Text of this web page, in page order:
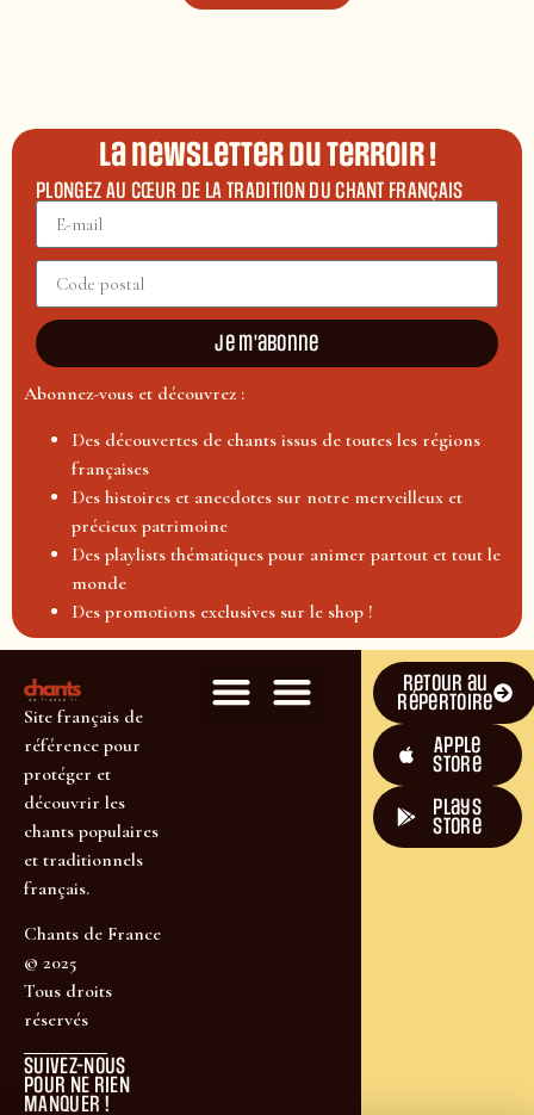
La newsletter du terroir !
PLONGEZ AU CŒUR DE LA TRADITION DU CHANT FRANÇAIS
Je m'abonne
Abonnez-vous et découvrez :
Des découvertes de chants issus de toutes les régions
françaises
Des histoires et anecdotes sur notre merveilleux et
précieux patrimoine
Des playlists thématiques pour animer partout et tout le
monde
Des promotions exclusives sur le shop !
Site français de
référence pour
protéger et
découvrir les
chants populaires
et traditionnels
français.
Chants de France
© 2025
Tous droits
réservés
SUIVEZ-NOUS
POUR NE RIEN
MANQUER !
Retour au
répertoire
Apple
Store
plays
store